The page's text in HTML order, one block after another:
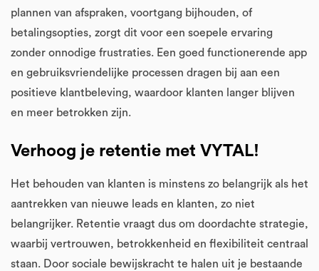
plannen van afspraken, voortgang bijhouden, of
betalingsopties, zorgt dit voor een soepele ervaring
zonder onnodige frustraties. Een goed functionerende app
en gebruiksvriendelijke processen dragen bij aan een
positieve klantbeleving, waardoor klanten langer blijven
en meer betrokken zijn.
Verhoog je retentie met VYTAL!
Het behouden van klanten is minstens zo belangrijk als het
aantrekken van nieuwe leads en klanten, zo niet
belangrijker. Retentie vraagt dus om doordachte strategie,
waarbij vertrouwen, betrokkenheid en flexibiliteit centraal
staan. Door sociale bewijskracht te halen uit je bestaande